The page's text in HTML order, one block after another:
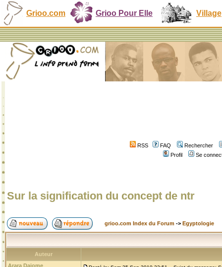
Grioo.com Grioo Pour Elle Village
RSS FAQ
Rechercher
Profil
Se
Sur la signification du concept de ntr
grioo.com Index du Forum -> Egyptologie
Auteur
Arara Dajome